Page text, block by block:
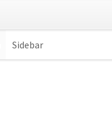
überspringen
Sidebar